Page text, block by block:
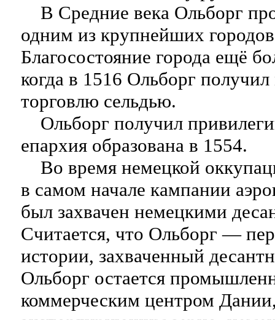
В Средние века Ольборг
одним из крупнейших
Благосостояние города ещё
когда в 1516 Ольборг
торговлю сельдью.
Ольборг получил
епархия образована в 1554.
Во время немецкой
в самом начале кампании
был захвачен немецкими
Считается, что Ольборг —
истории, захваченный
Ольборг остается
коммерческим центром